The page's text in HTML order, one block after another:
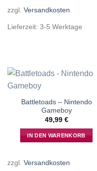
zzgl. Versandkosten
Lieferzeit: 3-5 Werktage
Battletoads – Nintendo
Gameboy
49,99 €
IN DEN WARENKORB
zzgl. Versandkosten